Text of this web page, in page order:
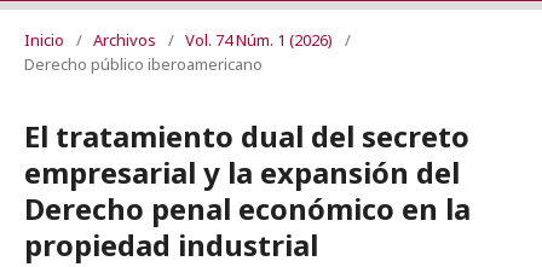
Inicio / Archivos / Vol. 74 Núm. 1 (2026)
/
Derecho público iberoamericano
El tratamiento dual del secreto
empresarial y la expansión del
Derecho penal económico en la
propiedad industrial